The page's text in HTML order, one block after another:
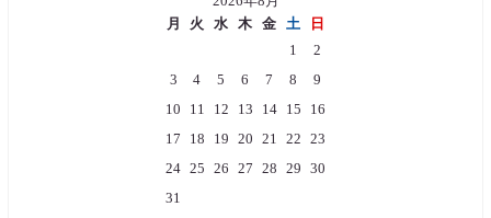
月
火 水 木 金 土 日
1
2
3
4 5 6 7 8
9
10
11 12 13 14 15
16
17
18 19 20 21 22 23
24 25 26 27 28 29 30
31